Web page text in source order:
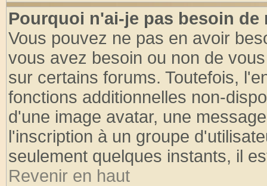
Pourquoi n'ai-je pas besoin de
Vous pouvez ne pas en avoir
vous avez besoin ou non de
sur certains forums. Toutefois,
fonctions additionnelles non-
d'une image avatar, une
l'inscription à un groupe
seulement quelques instants, il
Revenir en haut